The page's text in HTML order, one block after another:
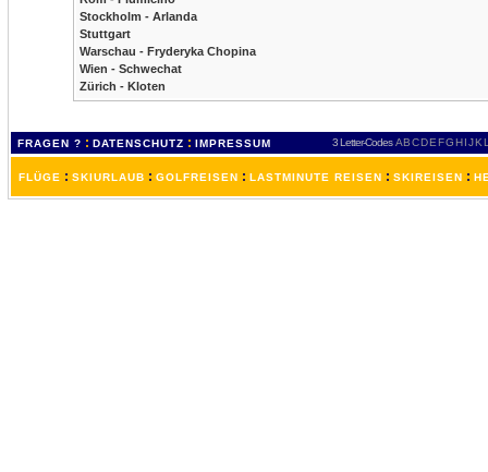
Stockholm - Arlanda
Stuttgart
Warschau - Fryderyka Chopina
Wien - Schwechat
Zürich - Kloten
FRAGEN ? : DATENSCHUTZ : IMPRESSUM 3 Letter-Codes ABCDEFGH IJKL
FLÜGE : SKIURLAUB : GOLFREISEN : LASTMINUTE REISEN : SKIREISEN :